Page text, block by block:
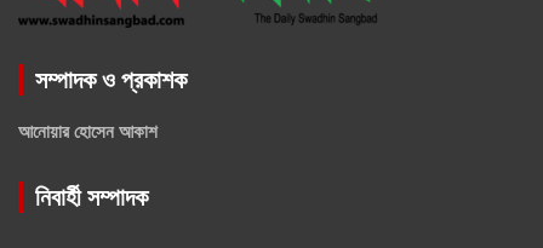
সম্পাদক ও প্রকাশক
আনোয়ার হোসেন আকাশ
নিবার্হী সম্পাদক